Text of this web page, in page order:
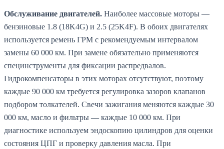
Обслуживание двигателей. Наиболее массовые моторы —
бензиновые 1.8 (18K4G) и 2.5 (25K4F). В обоих двигателях
используется ремень ГРМ с рекомендуемым интервалом
замены 60 000 км. При замене обязательно применяются
специнструменты для фиксации распредвалов.
Гидрокомпенсаторы в этих моторах отсутствуют, поэтому
каждые 90 000 км требуется регулировка зазоров клапанов
подбором толкателей. Свечи зажигания меняются каждые 30
000 км, масло и фильтры — каждые 10 000 км. При
диагностике используем эндоскопию цилиндров для оценки
состояния ЦПГ и проверку давления масла. При